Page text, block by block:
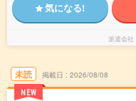
気になる!
派遣会社
未読
NEW
掲載日 2026/08/08